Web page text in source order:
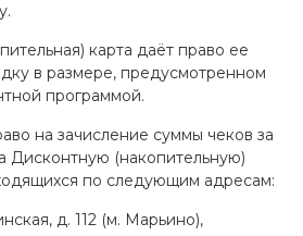
карта даёт право ее
в размере, предусмотренном
программой.
на зачисление суммы чеков за
Дисконтную (накопительную)
по следующим адресам:
д. 112 (м. Марьино),